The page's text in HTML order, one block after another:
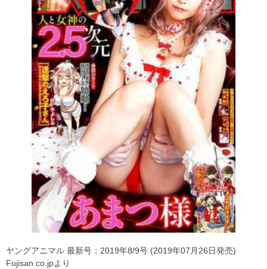
ヤングアニマル 最新号：2019年8/9号 (2019年07月26日発売)
Fujisan.co.jpより